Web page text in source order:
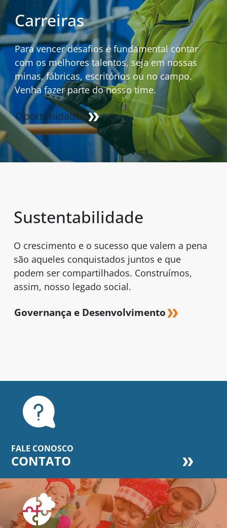
Carreiras
Para vencer desafios é fundamental contar
com os melhores talentos, seja em nossas
minas, fábricas, escritórios ou no campo.
Venha fazer parte do nosso time.
Oportunidades
Sustentabilidade
O crescimento e o sucesso que valem a pena
são aqueles conquistados juntos e que
podem ser compartilhados. Construímos,
assim, nosso legado social.
Governança e Desenvolvimento
FALE CONOSCO
CONTATO